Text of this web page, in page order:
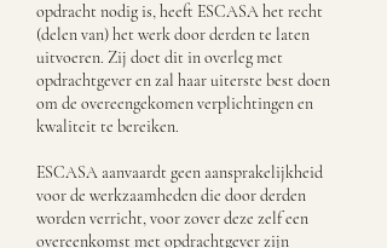
opdracht nodig is, heeft ESCASA het recht
(delen van) het werk door derden te laten
uitvoeren. Zij doet dit in overleg met
opdrachtgever en zal haar uiterste best doen
om de overeengekomen verplichtingen en
kwaliteit te bereiken.
ESCASA aanvaardt geen aansprakelijkheid
voor de werkzaamheden die door derden
worden verricht, voor zover deze zelf een
overeenkomst met opdrachtgever zijn